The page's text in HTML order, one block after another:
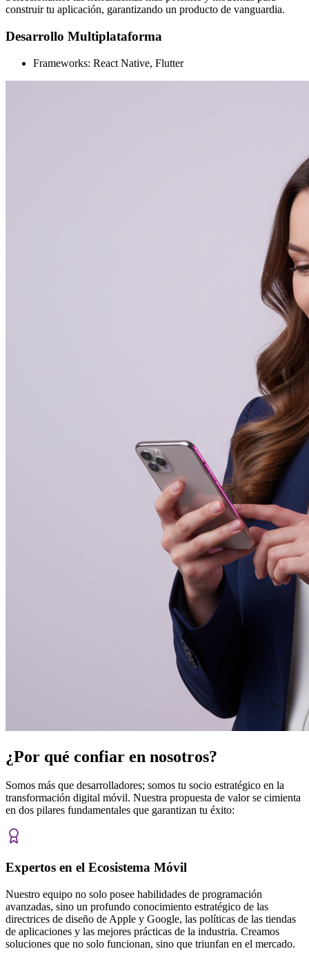
construir tu aplicación, garantizando un producto de vanguardia.
Desarrollo Multiplataforma
Frameworks: React Native, Flutter
¿Por qué confiar en nosotros?
Somos más que desarrolladores; somos tu socio estratégico en la
transformación digital móvil. Nuestra propuesta de valor se cimienta
en dos pilares fundamentales que garantizan tu éxito:
Expertos en el Ecosistema Móvil
Nuestro equipo no solo posee habilidades de programación
avanzadas, sino un profundo conocimiento estratégico de las
directrices de diseño de Apple y Google, las políticas de las tiendas
de aplicaciones y las mejores prácticas de la industria. Creamos
soluciones que no solo funcionan, sino que triunfan en el mercado.